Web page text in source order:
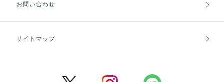
お支払方法
キャンセル・返品・交換
お問い合わせ
サイトマップ